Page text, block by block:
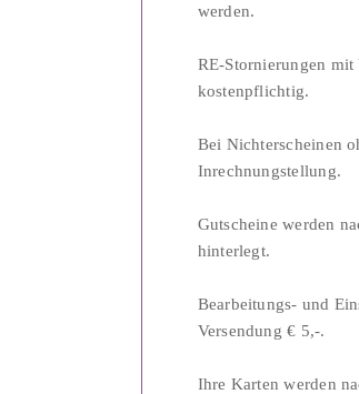
werden.
RE-Stornierungen
kostenpflichtig.
Bei Nichterscheinen
Inrechnungstellung.
Gutscheine werden
hinterlegt.
Bearbeitungs- und
Versendung € 5,-.
Ihre Karten werden